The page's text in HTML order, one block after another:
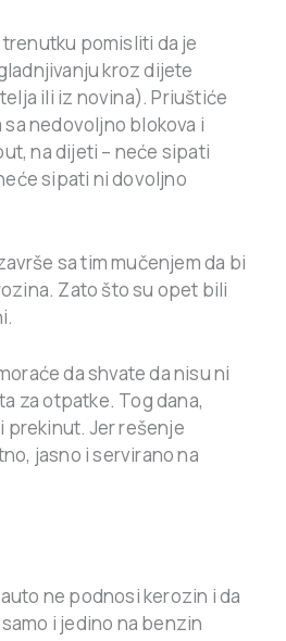
pomisliti da je
kroz dijete
ili iz novina). Priuštiće
nedovoljno blokova i
na dijeti – neće sipati
sipati ni dovoljno
sa tim mučenjem da bi
Zato što su opet bili
da shvate da nisu ni
za otpatke. Tog dana,
prekinut. Jer rešenje
jasno i servirano na
ne podnosi kerozin i da
i jedino na benzin